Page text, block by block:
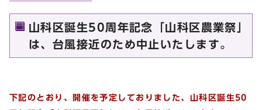
山科区誕生50周年記念「山科区農業祭」
は、台風接近のため中止いたします。
下記のとおり、開催を予定しておりました、山科区誕生50